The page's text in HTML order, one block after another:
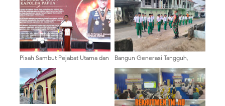
Pisah Sambut Pejabat Utama dan
Penguatan Sinergi dan
Pelayanan Masyarakat
Bangun Generasi Tangguh,
Pelatihan PBB kepada Siswa MI
Nurul Islam 1